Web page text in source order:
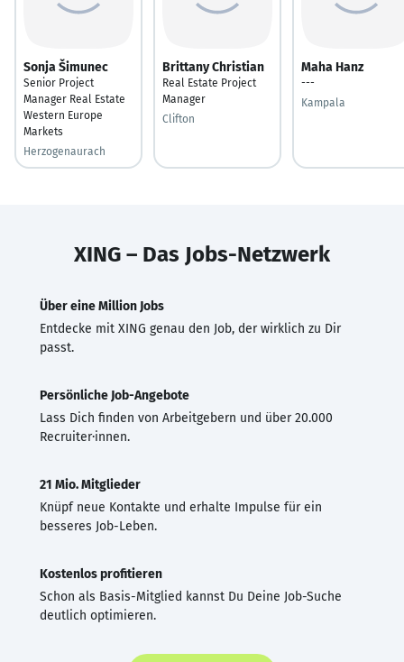
Sonja Šimunec
Senior Project
Manager Real Estate
Western Europe
Markets
Herzogenaurach
Brittany Christian
Real Estate Project
Manager
Clifton
Maha Hanz
---
Kampala
XING – Das Jobs-Netzwerk
Über eine Million Jobs
Entdecke mit XING genau den Job, der wirklich zu Dir
passt.
Persönliche Job-Angebote
Lass Dich finden von Arbeitgebern und über 20.000
Recruiter·innen.
21 Mio. Mitglieder
Knüpf neue Kontakte und erhalte Impulse für ein
besseres Job-Leben.
Kostenlos profitieren
Schon als Basis-Mitglied kannst Du Deine Job-Suche
deutlich optimieren.